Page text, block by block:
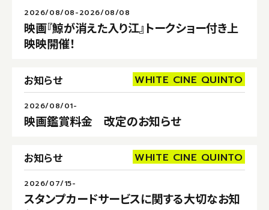
2026/08/08-2026/08/08
映画『鯨が消えた入り江』トークショー付き上
映映開催！
お知らせ WHITE CINE QUINTO
2026/08/01-
映画鑑賞料金 改定のお知らせ
お知らせ WHITE CINE QUINTO
2026/07/15-
スタンプカードサービスに関する大切なお知